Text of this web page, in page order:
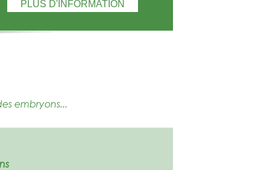
PLUS D'INFORMATION
embryons...